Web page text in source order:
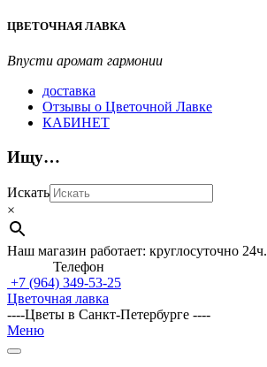
Перейти
содержимому
ЦВЕТОЧНАЯ ЛАВКА
Впусти аромат гармонии
доставка
Отзывы о Цветочной Лавке
КАБИНЕТ
Ищу…
Искать
×
Наш магазин работает: круглосуточно 24ч.
Телефон
+7 (964) 349-53-25
Цветочная лавка
----Цветы в Санкт-Петербурге ----
Главное
навигационное
Меню